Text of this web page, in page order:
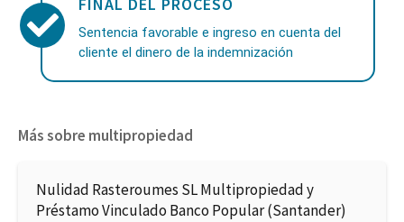
FINAL DEL PROCESO
Sentencia favorable e ingreso en cuenta del
cliente el dinero de la indemnización
Más sobre multipropiedad
Nulidad Rasteroumes SL Multipropiedad y
Préstamo Vinculado Banco Popular (Santander)